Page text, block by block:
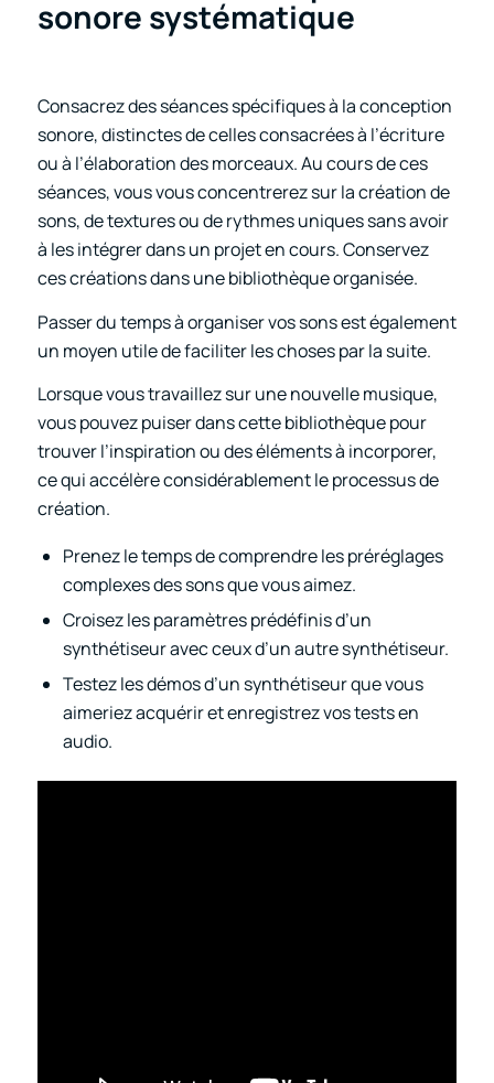
sonore systématique
Consacrez des séances spécifiques à la conception
sonore, distinctes de celles consacrées à l’écriture
ou à l’élaboration des morceaux. Au cours de ces
séances, vous vous concentrerez sur la création de
sons, de textures ou de rythmes uniques sans avoir
à les intégrer dans un projet en cours. Conservez
ces créations dans une bibliothèque organisée.
Passer du temps à organiser vos sons est également
un moyen utile de faciliter les choses par la suite.
Lorsque vous travaillez sur une nouvelle musique,
vous pouvez puiser dans cette bibliothèque pour
trouver l’inspiration ou des éléments à incorporer,
ce qui accélère considérablement le processus de
création.
Prenez le temps de comprendre les préréglages
complexes des sons que vous aimez.
Croisez les paramètres prédéfinis d’un
synthétiseur avec ceux d’un autre synthétiseur.
Testez les démos d’un synthétiseur que vous
aimeriez acquérir et enregistrez vos tests en
audio.